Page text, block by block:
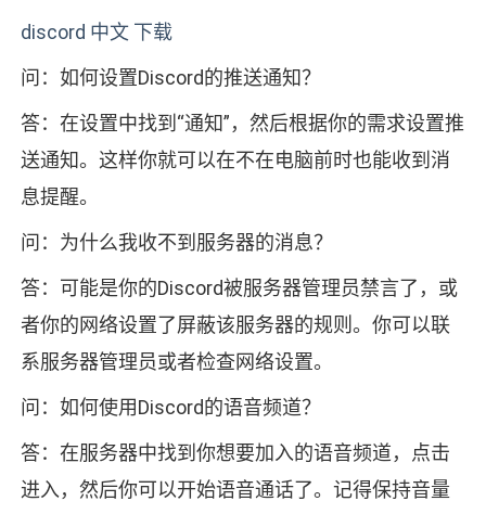
discord 中文 下载
问：如何设置Discord的推送通知？
答：在设置中找到“通知”，然后根据你的需求设置推
送通知。这样你就可以在不在电脑前时也能收到消
息提醒。
问：为什么我收不到服务器的消息？
答：可能是你的Discord被服务器管理员禁言了，或
者你的网络设置了屏蔽该服务器的规则。你可以联
系服务器管理员或者检查网络设置。
问：如何使用Discord的语音频道？
答：在服务器中找到你想要加入的语音频道，点击
进入，然后你可以开始语音通话了。记得保持音量